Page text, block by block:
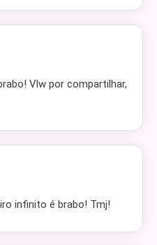
Vlw por compartilhar,
infinito é brabo! Tmj!